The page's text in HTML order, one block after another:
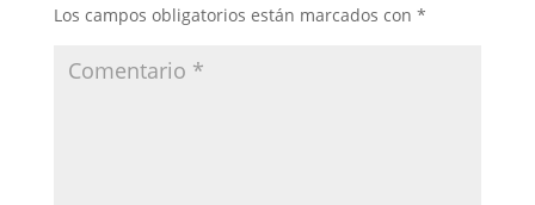
Los campos obligatorios están marcados con *